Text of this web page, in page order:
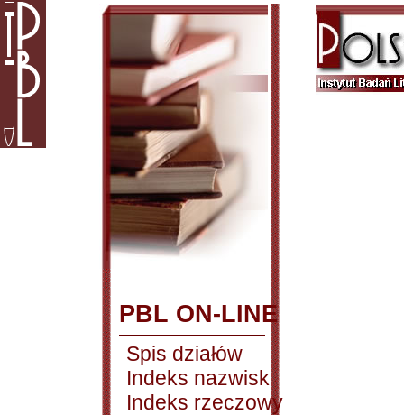
PBL ON-LINE
Spis działów
Indeks nazwisk
Indeks rzeczowy